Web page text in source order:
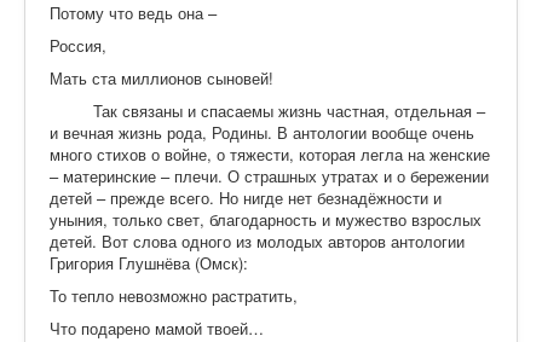
Потому что ведь она –
Россия,
Мать ста миллионов сыновей!
Так связаны и спасаемы жизнь частная, отдельная –
и вечная жизнь рода, Родины. В антологии вообще очень
много стихов о войне, о тяжести, которая легла на женские
– материнские – плечи. О страшных утратах и о бережении
детей – прежде всего. Но нигде нет безнадёжности и
уныния, только свет, благодарность и мужество взрослых
детей. Вот слова одного из молодых авторов антологии
Григория Глушнёва (Омск):
То тепло невозможно растратить,
Что подарено мамой твоей…